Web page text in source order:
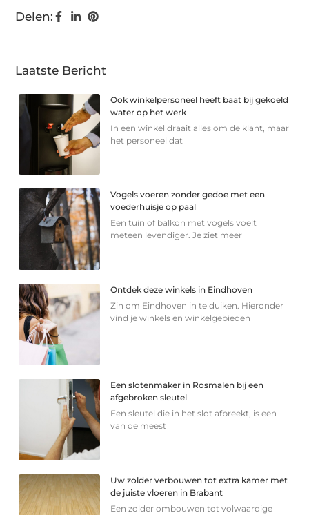
Delen:
Laatste Bericht
Ook winkelpersoneel heeft baat bij gekoeld
water op het werk
In een winkel draait alles om de klant, maar
het personeel dat
Vogels voeren zonder gedoe met een
voederhuisje op paal
Een tuin of balkon met vogels voelt
meteen levendiger. Je ziet meer
Ontdek deze winkels in Eindhoven
Zin om Eindhoven in te duiken. Hieronder
vind je winkels en winkelgebieden
Een slotenmaker in Rosmalen bij een
afgebroken sleutel
Een sleutel die in het slot afbreekt, is een
van de meest
Uw zolder verbouwen tot extra kamer met
de juiste vloeren in Brabant
Een zolder ombouwen tot volwaardige